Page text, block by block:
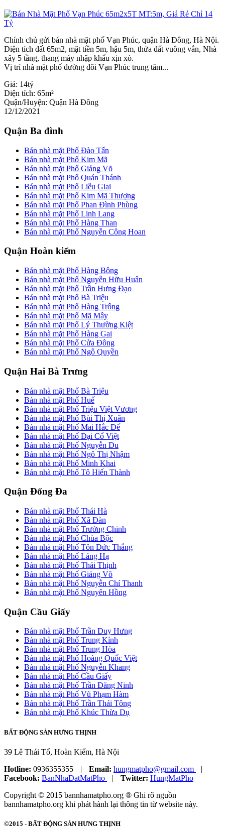
Chính chủ gửi bán nhà mặt phố Vạn Phúc, quận Hà Đông, Hà Nội.
Diện tích đất 65m2, mặt tiền 5m, hậu 5m, thửa đất vuông vắn, Nhà
xây 5 tầng, thang máy nhập khẩu xịn xò.
Vị trí nhà mặt phố đường đôi Vạn Phúc trung tâm...
Giá: 14tỷ
Diện tích: 65m²
Quận/Huyện: Quận Hà Đông
12/12/2021
Quận Ba đình
Bán nhà mặt Phố Đào Tấn
Bán nhà mặt Phố Kim Mã
Bán nhà mặt Phố Giảng Võ
Bán nhà mặt Phố Quán Thánh
Bán nhà mặt Phố Liễu Giai
Bán nhà mặt Phố Kim Mã Thượng
Bán nhà mặt Phố Phan Đình Phùng
Bán nhà mặt Phố Linh Lang
Bán nhà mặt Phố Hàng Than
Bán nhà mặt Phố Nguyễn Công Hoan
Quận Hoàn kiếm
Bán nhà mặt Phố Hàng Bông
Bán nhà mặt Phố Nguyễn Hữu Huân
Bán nhà mặt Phố Trần Hưng Đạo
Bán nhà mặt Phố Bà Triệu
Bán nhà mặt Phố Hàng Trống
Bán nhà mặt Phố Mã Mây
Bán nhà mặt Phố Lý Thường Kiệt
Bán nhà mặt Phố Hàng Gai
Bán nhà mặt Phố Cửa Đông
Bán nhà mặt Phố Ngô Quyền
Quận Hai Bà Trưng
Bán nhà mặt Phố Bà Triệu
Bán nhà mặt Phố Huế
Bán nhà mặt Phố Triệu Việt Vương
Bán nhà mặt Phố Bùi Thị Xuân
Bán nhà mặt Phố Mai Hắc Đế
Bán nhà mặt Phố Đại Cổ Việt
Bán nhà mặt Phố Nguyễn Du
Bán nhà mặt Phố Ngô Thị Nhậm
Bán nhà mặt Phố Minh Khai
Bán nhà mặt Phố Tô Hiến Thành
Quận Đống Đa
Bán nhà mặt Phố Thái Hà
Bán nhà mặt Phố Xã Đàn
Bán nhà mặt Phố Trường Chinh
Bán nhà mặt Phố Chùa Bộc
Bán nhà mặt Phố Tôn Đức Thắng
Bán nhà mặt Phố Láng Hạ
Bán nhà mặt Phố Thái Thịnh
Bán nhà mặt Phố Giảng Võ
Bán nhà mặt Phố Nguyễn Chí Thanh
Bán nhà mặt Phố Nguyên Hồng
Quận Cầu Giấy
Bán nhà mặt Phố Trần Duy Hưng
Bán nhà mặt Phố Trung Kính
Bán nhà mặt Phố Trung Hòa
Bán nhà mặt Phố Hoàng Quốc Việt
Bán nhà mặt Phố Nguyễn Khang
Bán nhà mặt Phố Cầu Giấy
Bán nhà mặt Phố Trần Đăng Ninh
Bán nhà mặt Phố Vũ Phạm Hàm
Bán nhà mặt Phố Trần Thái Tông
Bán nhà mặt Phố Khúc Thừa Dụ
BẤT ĐỘNG SẢN HƯNG THỊNH
39 Lê Thái Tổ, Hoàn Kiếm, Hà Nội
Hotline: 0936355355 | Email: hungmatpho@gmail.com
|
Facebook: BanNhaDatMatPho | Twitter: HungMatPho
Copyright © 2015 bannhamatpho.org ® Ghi rõ nguồn
bannhamatpho.org khi phát hành lại thông tin từ website này.
©2015 - BẤT ĐỘNG SẢN HƯNG THỊNH